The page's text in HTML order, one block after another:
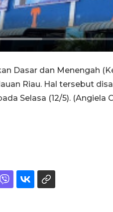
Dasar dan Menengah
Riau. Hal tersebut
Selasa (12/5).